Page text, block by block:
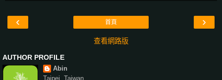
‹ ›
首頁
查看網路版
AUTHOR PROFILE
Abin
Taipei, Taiwan